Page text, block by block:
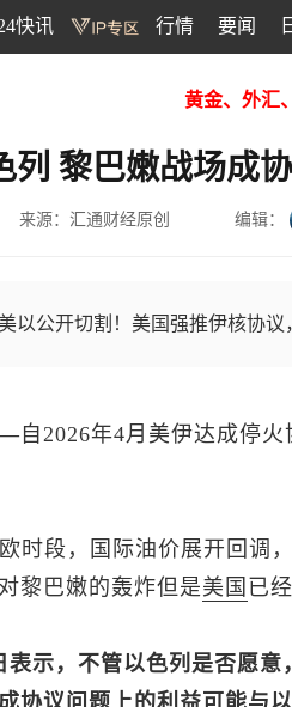
快讯 行情 要闻
黄金、外汇
列 黎巴嫩战场成
来源：汇通财经原创 编辑：
美以公开切割！美国强推伊核协
自2026年4月美伊达成停
时段，国际油价展开回调
黎巴嫩的轰炸但是美国 已
表示，不管以色列是否愿
协议问题上的利益可能与